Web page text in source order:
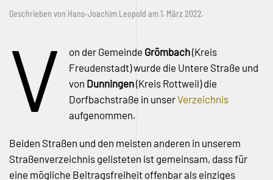
Geschrieben von Hans-Joachim Leopold am1. März 2022.
V on der Gemeinde Grömbach(Kreis
Freudenstadt) wurde die Untere Straße und
von Dunningen(Kreis Rottweil) die
Dorfbachstraße in unserVerzeichnis
aufgenommen.
Beiden Straßen und den meisten anderen in unserem
Straßenverzeichnis gelisteten ist gemeinsam, dass für
eine mögliche Beitragsfreiheit offenbar als einziges